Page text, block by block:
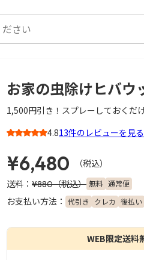
入りに登録
お家の虫除けヒバウ
1,500円引き！スプレーしておくだ
4.813件のレビューを見る
¥6,480
（税込）
送料： ¥880（税込） 無料 通常便
お支払い方法： 代引き クレカ 後払い
WEB限定送料